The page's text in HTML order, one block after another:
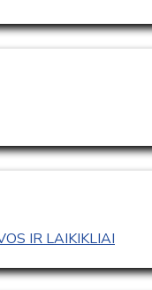
IR LAIKIKLIAI